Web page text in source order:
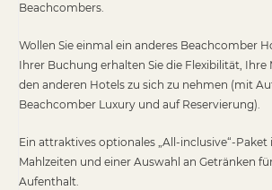
Beachcombers.
Wollen Sie einmal ein anderes Beachcomber
Ihrer Buchung erhalten Sie die Flexibilität, Ihre
den anderen Hotels zu sich zu nehmen (mit
Beachcomber Luxury und auf Reservierung).
Ein attraktives optionales „All-inclusive“-Paket
Mahlzeiten und einer Auswahl an Getränken
Aufenthalt.